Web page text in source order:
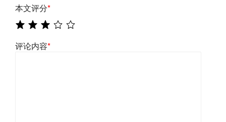
本文评分*
评论内容*